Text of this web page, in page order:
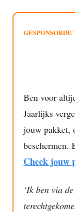
GESPONSORDE
Ben voor
Jaarlijks
jouw pakket,
beschermen.
Check jouw
‘Ik ben via